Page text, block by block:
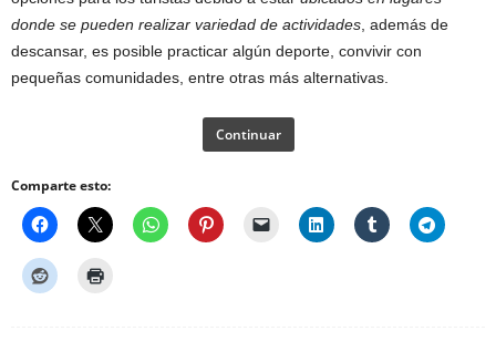
donde se pueden realizar variedad de actividades , además de
descansar, es posible practicar algún deporte, convivir con
pequeñas comunidades, entre otras más alternativas.
Continuar
Comparte esto: